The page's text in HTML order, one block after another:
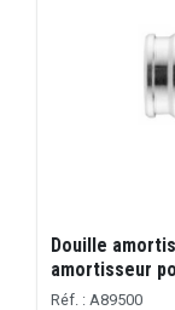
Douille
amortisseur
Réf. : A89500